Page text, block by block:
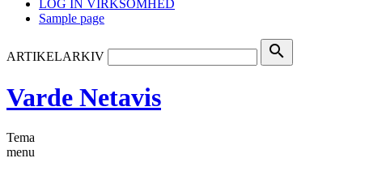
LOG IN VIRKSOMHED
Sample page
ARTIKELARKIV search
Varde Netavis
Tema
menu